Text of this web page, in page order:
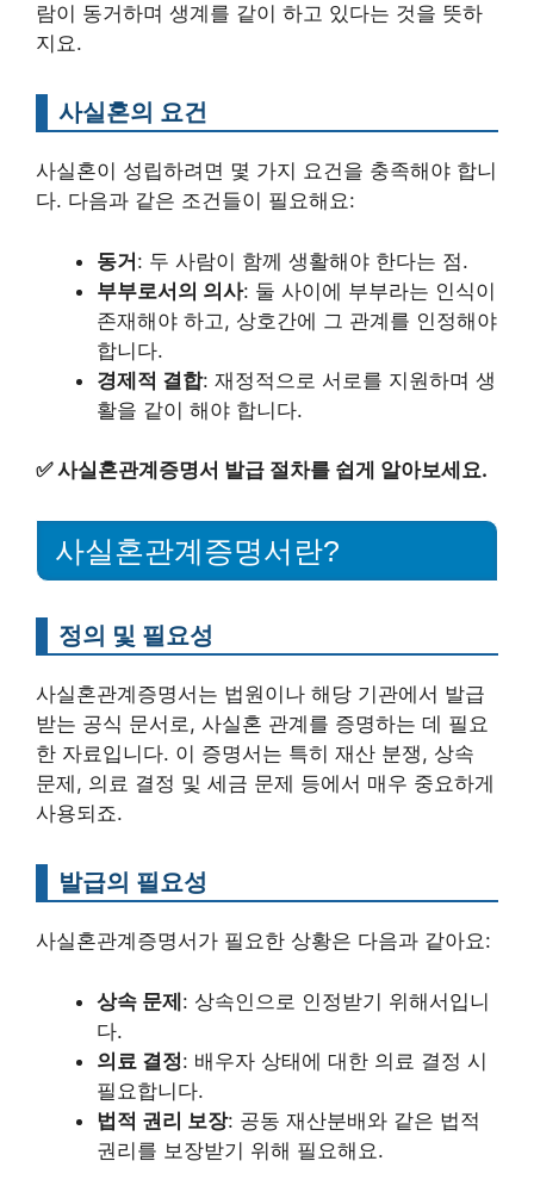
람이 동거하며 생계를 같이 하고 있다는 것을 뜻하
지요.
사실혼의 요건
사실혼이 성립하려면 몇 가지 요건을 충족해야 합니
다. 다음과 같은 조건들이 필요해요:
동거: 두 사람이 함께 생활해야 한다는 점.
부부로서의 의사: 둘 사이에 부부라는 인식이
존재해야 하고, 상호간에 그 관계를 인정해야
합니다.
경제적 결합: 재정적으로 서로를 지원하며 생
활을 같이 해야 합니다.
✅사실혼관계증명서 발급 절차를 쉽게 알아보세요.
사실혼관계증명서란?
정의 및 필요성
사실혼관계증명서는 법원이나 해당 기관에서 발급
받는 공식 문서로, 사실혼 관계를 증명하는 데 필요
한 자료입니다. 이 증명서는 특히 재산 분쟁, 상속
문제, 의료 결정 및 세금 문제 등에서 매우 중요하게
사용되죠.
발급의 필요성
사실혼관계증명서가 필요한 상황은 다음과 같아요:
상속 문제: 상속인으로 인정받기 위해서입니
다.
의료 결정: 배우자 상태에 대한 의료 결정 시
필요합니다.
법적 권리 보장: 공동 재산분배와 같은 법적
권리를 보장받기 위해 필요해요.